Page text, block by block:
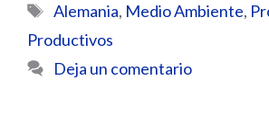
Etiquetas
Alemania, Medio Ambiente,
Productivos
Deja un comentario